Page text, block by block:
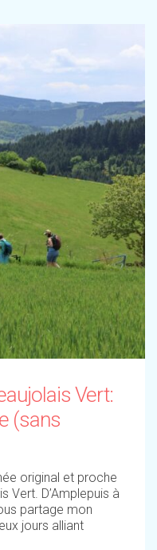
Vert:
(sans
original et proche
Vert. D’Amplepuis à
partage mon
jours alliant